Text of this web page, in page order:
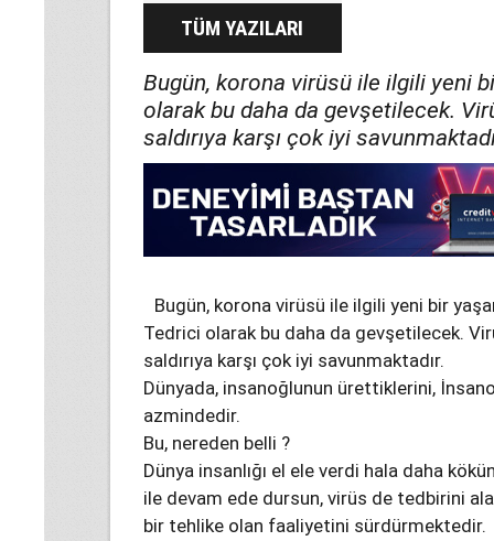
TÜM YAZILARI
Bugün, korona virüsü ile ilgili yeni
olarak bu daha da gevşetilecek.
saldırıya karşı çok iyi
Bugün, korona virüsü ile ilgili yeni bir
Tedrici olarak bu daha da gevşetilecek.
saldırıya karşı çok iyi savunmaktadır.
Dünyada, insanoğlunun ürettiklerini,
azmindedir.
Bu, nereden belli ?
Dünya insanlığı el ele verdi hala daha
ile devam ede dursun, virüs de tedbirini
bir tehlike olan faaliyetini sürdürmektedir.